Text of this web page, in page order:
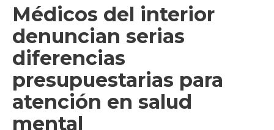
Médicos del interior
denuncian serias
diferencias
presupuestarias para
atención en salud
mental